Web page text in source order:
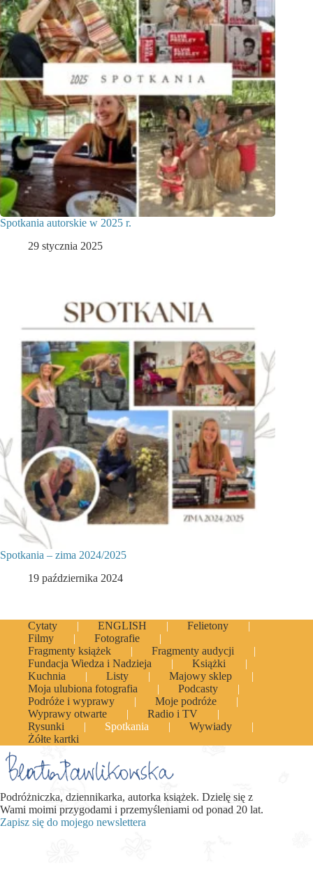
Spotkania autorskie w 2025 r.
29 stycznia 2025
Spotkania – zima 2024/2025
19 października 2024
Cytaty ENGLISH
Felietony
Filmy
Fotografie
Fragmenty książek
Fragmenty audycji
Fundacja Wiedza i Nadzieja
Książki
Kuchnia
Listy
Majowy sklep
Moja ulubiona fotografia
Podcasty
Podróże i wyprawy
Moje podróże
Wyprawy otwarte
Radio i TV
Rysunki
Spotkania
Wywiady
Żółte kartki
Podróżniczka, dziennikarka, autorka książek. Dzielę się z
Wami moimi przygodami i przemyśleniami od ponad 20 lat.
Zapisz się do mojego newslettera